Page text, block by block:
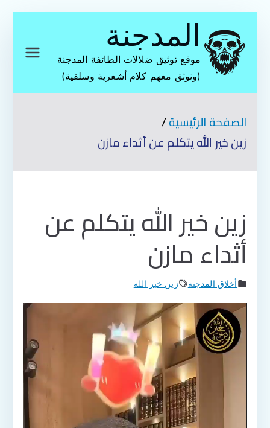
المحتوى
المدجنة
موقع توثيق ضلالات الطائفة المدجنة
(ونوثق معهم كلام أشعرية وسلفية)
الصفحة الرئيسية
زين خير الله يتكلم عن أثداء مازن
زين خير الله يتكلم عن
أثداء مازن
أخلاق المدجنة زين خير الله
مشغل
الفيديو